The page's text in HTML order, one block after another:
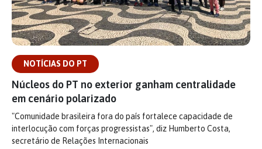
NOTÍCIAS DO PT
Núcleos do PT no exterior ganham centralidade
em cenário polarizado
"Comunidade brasileira fora do país fortalece capacidade de
interlocução com forças progressistas", diz Humberto Costa,
secretário de Relações Internacionais